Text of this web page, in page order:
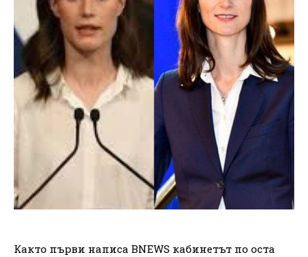
Както първи написа BNEWS кабинетът по оста